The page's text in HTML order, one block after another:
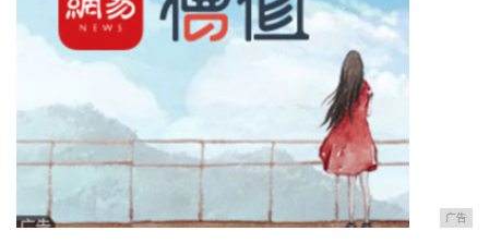
广告